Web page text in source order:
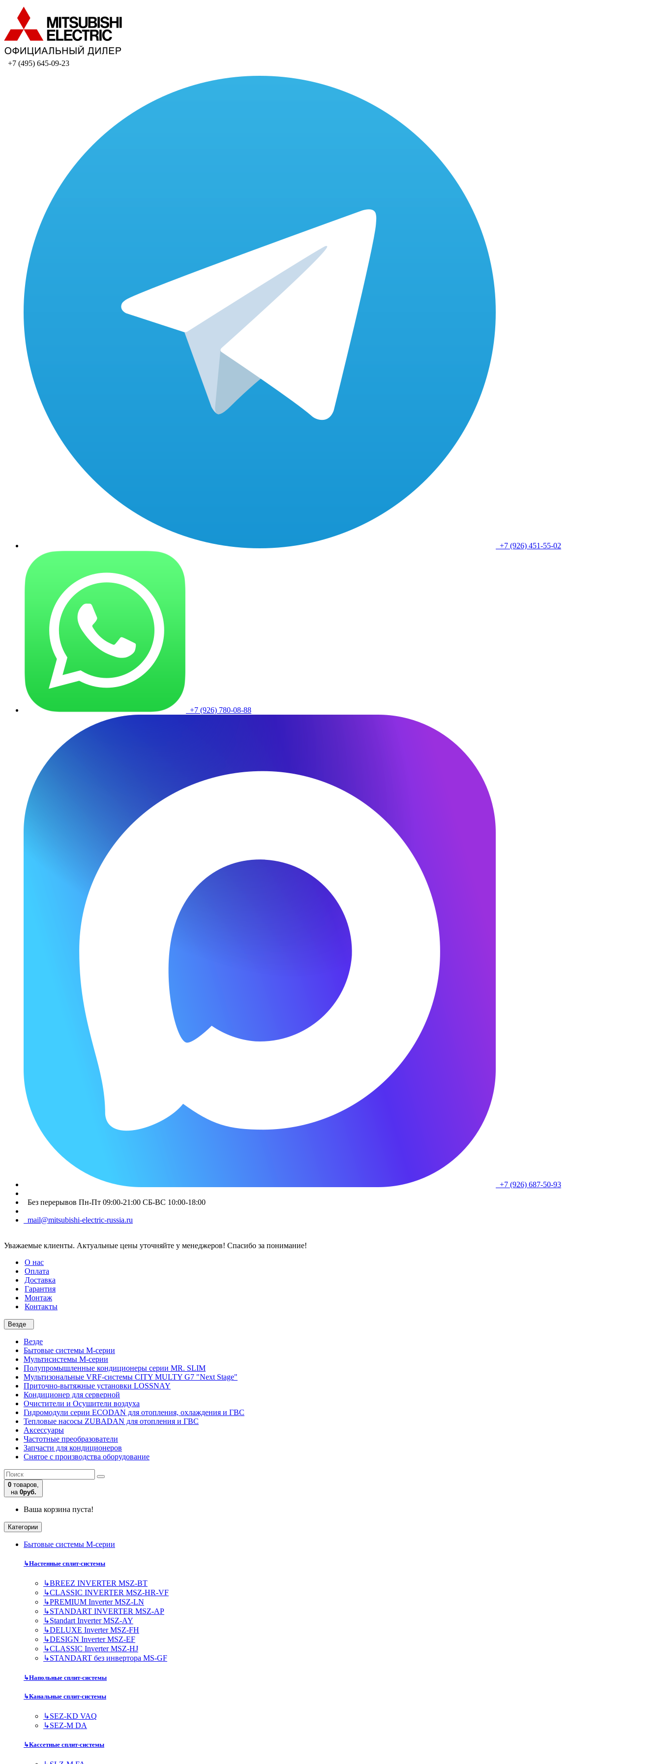
+7 (495) 645-09-23
+7 (926) 451-55-02
+7 (926) 780-08-88
+7 (926) 687-50-93
Без перерывов Пн-Пт 09:00-21:00 СБ-ВС 10:00-18:00
mail@mitsubishi-electric-russia.ru
Уважаемые клиенты. Актуальные цены уточняйте у менеджеров! Спасибо за понимание!
О нас
Оплата
Доставка
Гарантия
Монтаж
Контакты
Везде
Везде
Бытовые системы M-серии
Мультисистемы M-серии
Полупромышленные кондиционеры серии MR. SLIM
Мультизональные VRF-системы CITY MULTY G7 "Next Stage"
Приточно-вытяжные установки LOSSNAY
Кондиционер для серверной
Очистители и Осушители воздуха
Гидромодули серии ECODAN для отопления, охлаждения и ГВС
Тепловые насосы ZUBADAN для отопления и ГВС
Аксесcуары
Частотные преобразователи
Запчасти для кондиционеров
Снятое с производства оборудование
0 товаров,
на 0руб.
Ваша корзина пуста!
Категории
Бытовые системы M-серии
↳Настенные сплит-системы
↳BREEZ INVERTER MSZ-BT
↳CLASSIC INVERTER MSZ-HR-VF
↳PREMIUM Inverter MSZ-LN
↳STANDART INVERTER MSZ-AP
↳Standart Inverter MSZ-AY
↳DELUXE Inverter MSZ-FH
↳DESIGN Inverter MSZ-EF
↳CLASSIC Inverter MSZ-HJ
↳STANDART без инвертора MS-GF
↳Напольные сплит-системы
↳Канальные сплит-системы
↳SEZ-KD VAQ
↳SEZ-M DA
↳Кассетные сплит-системы